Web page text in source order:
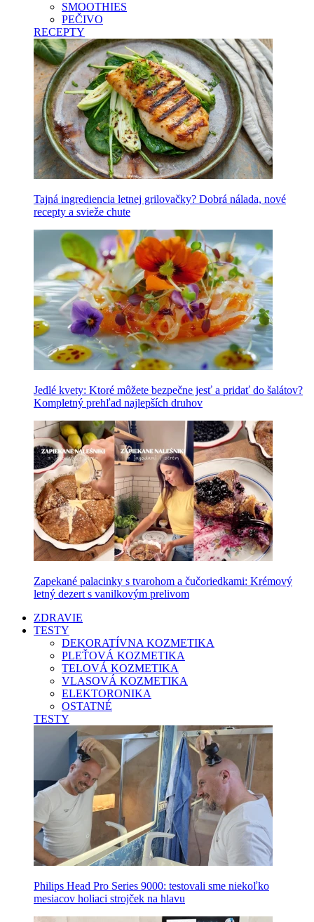
SMOOTHIES
PEČIVO
RECEPTY
Tajná ingrediencia letnej grilovačky? Dobrá nálada, nové
recepty a svieže chute
Jedlé kvety: Ktoré môžete bezpečne jesť a pridať do šalátov?
Kompletný prehľad najlepších druhov
Zapekané palacinky s tvarohom a čučoriedkami: Krémový
letný dezert s vanilkovým prelivom
ZDRAVIE
TESTY
DEKORATÍVNA KOZMETIKA
PLEŤOVÁ KOZMETIKA
TELOVÁ KOZMETIKA
VLASOVÁ KOZMETIKA
ELEKTORONIKA
OSTATNÉ
TESTY
Philips Head Pro Series 9000: testovali sme niekoľko
mesiacov holiaci strojček na hlavu